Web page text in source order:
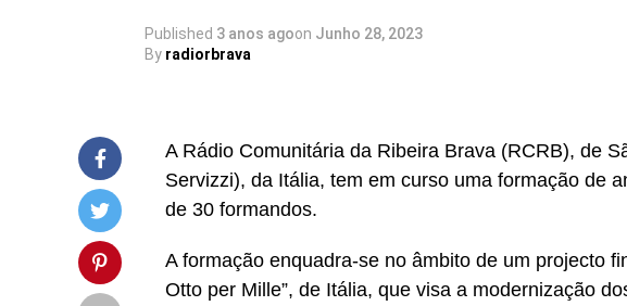
Published 3 anos agoon Junho 28, 2023
By radiorbrava
A Rádio Comunitária da Ribeira Brava (RCRB), de
Servizzi), da Itália, tem em curso uma formação de
de 30 formandos.
A formação enquadra-se no âmbito de um projecto
Otto per Mille”, de Itália, que visa a modernização